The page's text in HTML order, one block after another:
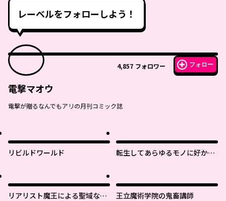
レーベルをフォローしよう！
4,857 フォロワー フォロー
電撃マオウ
電撃が贈るなんでもアリの月刊コミック誌
リビルドワールド
転生してあらゆるモノに好かれ
リアリスト魔王による聖域なき
王立魔術学院の鬼畜講師